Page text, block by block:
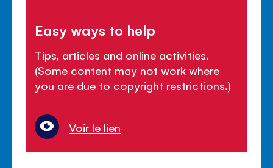
Easy ways to help
Tips, articles and online activities.
(Some content may not work where
you are due to copyright restrictions.)
Voir le lien